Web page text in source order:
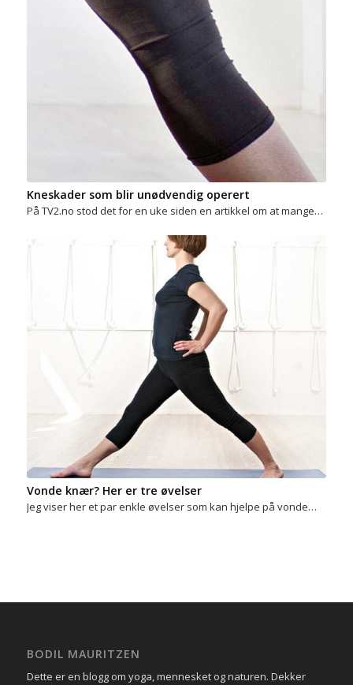
Kneskader som blir unødvendig operert
På TV2.no stod det for en uke siden en artikkel om at mange…
Vonde knær? Her er tre øvelser
Jeg viser her et par enkle øvelser som kan hjelpe på vonde…
BODIL MAURITZEN
Dette er en blogg om yoga, mennesket og naturen. Dekker